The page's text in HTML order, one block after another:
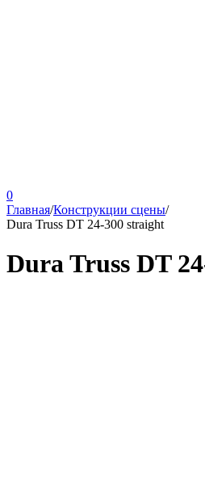
0
Главная/Конструкции сцены/
Dura Truss DT 24-300 straight
Dura Truss DT